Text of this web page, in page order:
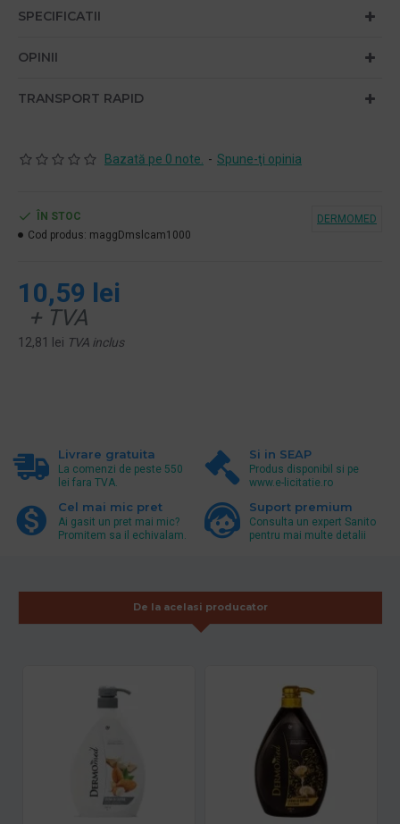
SPECIFICATII
OPINII
TRANSPORT RAPID
Bazată pe 0 note. - Spune-ţi opinia
10,59 lei
+ TVA
12,81 lei TVA inclus
ÎN STOC
Cod produs: maggDmslcam1000
DERMOMED
Livrare gratuita
La comenzi de peste 550
lei fara TVA.
Si in SEAP
Produs disponibil si pe
www.e-licitatie.ro
Cel mai mic pret
Ai gasit un pret mai mic?
Promitem sa il echivalam.
Suport premium
Consulta un expert Sanito
pentru mai multe detalii
De la acelasi producator